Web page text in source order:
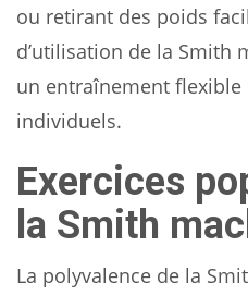
ou retirant des poids
d’utilisation de la Smith
un entraînement
individuels.
Exercices
la Smith
La polyvalence de la